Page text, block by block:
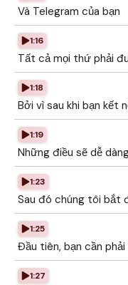
Và Telegram của bạn
1:16
Tất cả mọi thứ phải
1:18
Bởi vì sau khi bạn kết
1:19
Những điều sẽ dễ
1:23
Sau đó chúng tôi bắt
1:25
Đầu tiên, bạn cần
1:27